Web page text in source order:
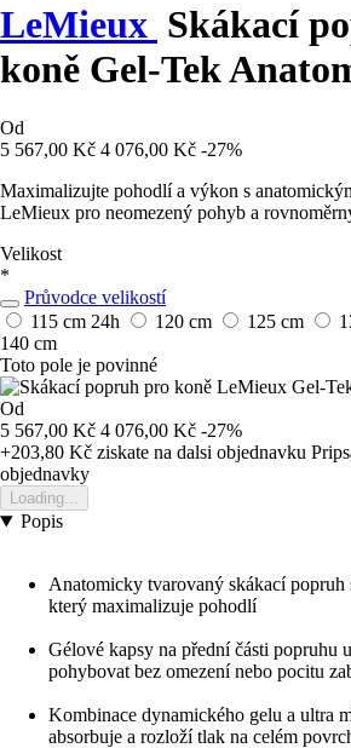
LeMieux Skákací
koně Gel-Tek
Od
5 567,00 Kč 4 076,00 Kč -27%
Maximalizujte pohodlí a výkon s
LeMieux pro neomezený pohyb a
Velikost
*
Průvodce velikostí
115 cm 24h 120 cm 125 cm
140 cm
Toto pole je povinné
Od
5 567,00 Kč 4 076,00 Kč -27%
+203,80 Kč ziskate na dalsi objednavku
objednavky
Loading...
Popis
Anatomicky tvarovaný skákací
který maximalizuje pohodlí
Gélové kapsy na přední části popruhu
pohybovat bez omezení nebo pocitu
Kombinace dynamického gelu a ultra
absorbuje a rozloží tlak na celém